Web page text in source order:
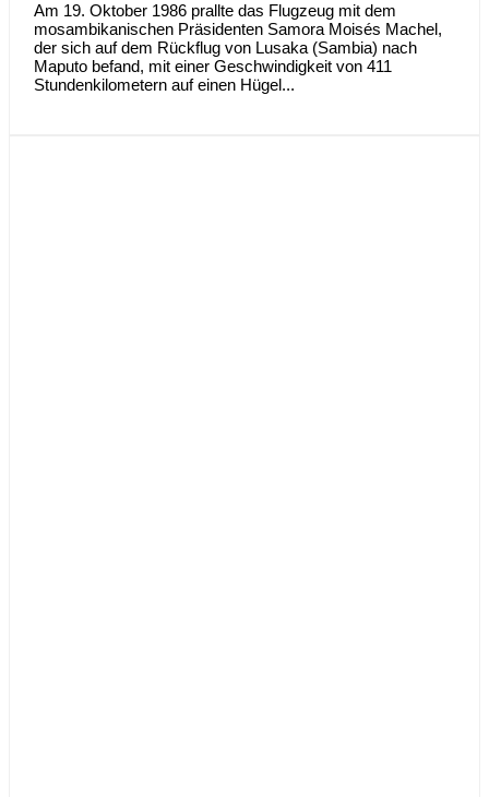
Am 19. Oktober 1986 prallte das Flugzeug mit dem
mosambikanischen Präsidenten Samora Moisés Machel,
der sich auf dem Rückflug von Lusaka (Sambia) nach
Maputo befand, mit einer Geschwindigkeit von 411
Stundenkilometern auf einen Hügel...